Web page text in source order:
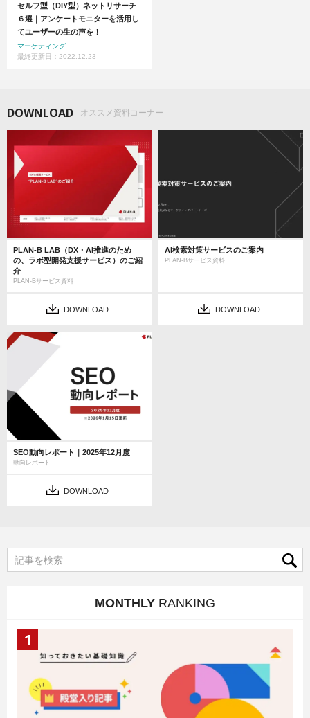
セルフ型（DIY型）ネットリサーチ
６選｜アンケートモニターを活用し
てユーザーの生の声を！
マーケティング
最終更新日：2022.12.23
DOWNLOAD オススメ資料コーナー
PLAN-B LAB（DX・AI推進のため
の、ラボ型開発支援サービス）のご紹
介
PLAN-Bサービス資料
DOWNLOAD
AI検索対策サービスのご案内
PLAN-Bサービス資料
DOWNLOAD
SEO動向レポート｜2025年12月度
動向レポート
DOWNLOAD
MONTHLY RANKING